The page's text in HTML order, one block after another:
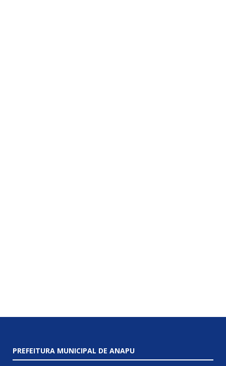
PREFEITURA MUNICIPAL DE ANAPU